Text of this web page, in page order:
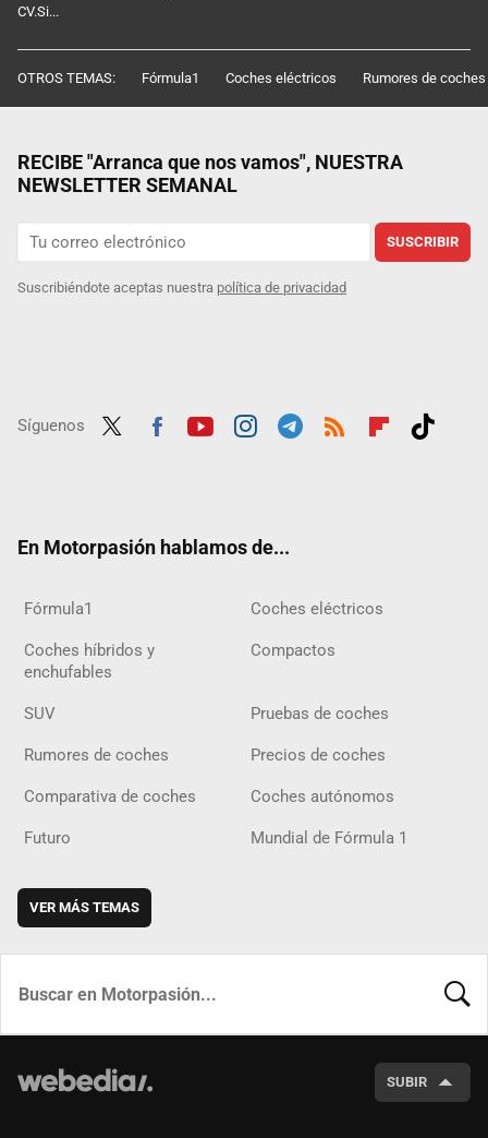
CV.Si...
OTROS TEMAS: Fórmula1 Coches eléctricos Rumores de coches
RECIBE "Arranca que nos vamos", NUESTRA
NEWSLETTER SEMANAL
SUSCRIBIR
Suscribiéndote aceptas nuestra política de privacidad
Síguenos
En Motorpasión hablamos de...
Fórmula1 Coches eléctricos
Coches híbridos y
enchufables
Compactos
SUV Pruebas de coches
Rumores de coches Precios de coches
Comparativa de coches Coches autónomos
Futuro Mundial de Fórmula 1
VER MÁS TEMAS
SUBIR